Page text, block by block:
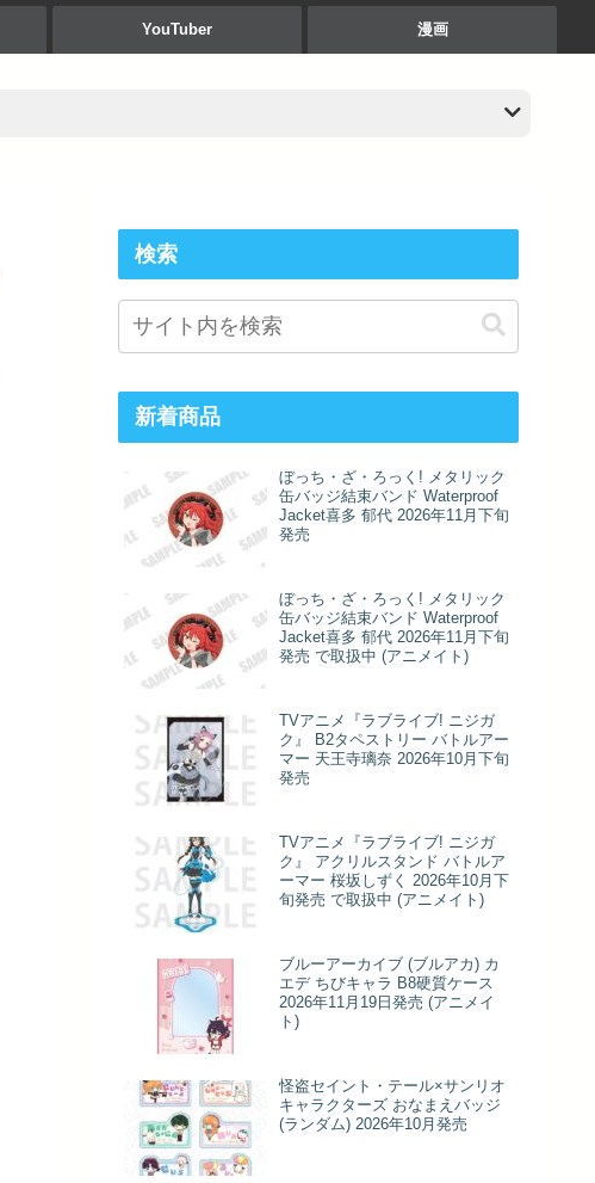
YouTuber 漫画
検索
新着商品
ぼっち・ざ・ろっく! メタリック
缶バッジ結束バンド Waterproof
Jacket喜多 郁代 2026年11月下旬
発売
ぼっち・ざ・ろっく! メタリック
缶バッジ結束バンド Waterproof
Jacket喜多 郁代 2026年11月下旬
発売 で取扱中 (アニメイト)
TVアニメ『ラブライブ! ニジガ
ク』 B2タペストリー バトルアー
マー 天王寺璃奈 2026年10月下旬
発売
TVアニメ『ラブライブ! ニジガ
ク』 アクリルスタンド バトルア
ーマー 桜坂しずく 2026年10月下
旬発売 で取扱中 (アニメイト)
ブルーアーカイブ (ブルアカ) カ
エデ ちびキャラ B8硬質ケース
2026年11月19日発売 (アニメイ
ト)
怪盗セイント・テール×サンリオ
キャラクターズ おなまえバッジ
(ランダム) 2026年10月発売